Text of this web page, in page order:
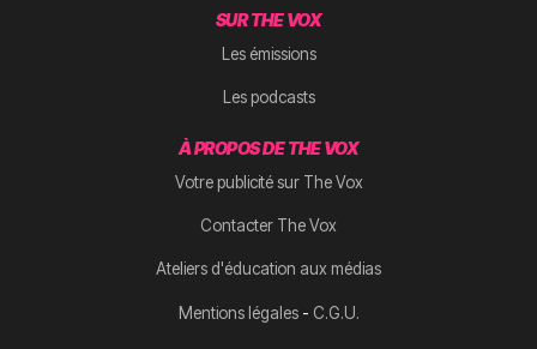
SUR THE VOX
Les émissions
Les podcasts
À PROPOS DE THE VOX
Votre publicité sur The Vox
Contacter The Vox
Ateliers d'éducation aux médias
Mentions légales- C.G.U.